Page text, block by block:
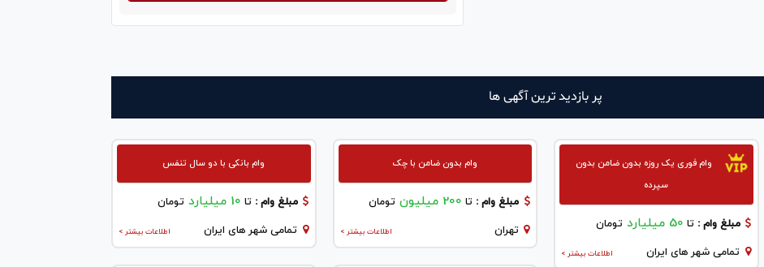
پر بازدید ترین آگهی ها
وام فوری یک روزه بدون ضامن بدون
سپرده
مبلغ وام :تا 50 میلیارد تومان
اطلاعات بیشتر > تمامی شهر های ایران
وام بدون ضامن با چک
مبلغ وام : تا 200 میلیون تومان
اطلاعات بیشتر > تهران
وام بانکی با دو سال تنفس
مبلغ وام :تا 10 میلیارد تومان
اطلاعات بیشتر > تمامی شهر های ایران